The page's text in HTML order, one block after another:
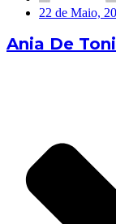
22 de Maio,
Ania De